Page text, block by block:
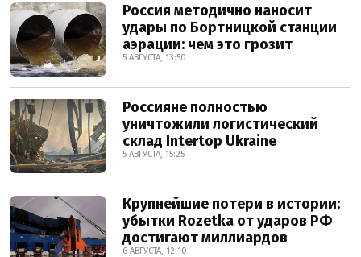
Россия методично наносит
удары по Бортницкой станции
аэрации: чем это грозит
5 АВГУСТА, 13:50
Россияне полностью
уничтожили логистический
склад Intertop Ukraine
5 АВГУСТА, 15:25
Крупнейшие потери в истории:
убытки Rozetka от ударов РФ
достигают миллиардов
6 АВГУСТА, 12:10